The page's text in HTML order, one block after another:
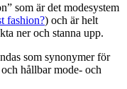
som är det modesystem
fashion?) och är helt
ner och stanna upp.
som synonymer för
hållbar mode- och